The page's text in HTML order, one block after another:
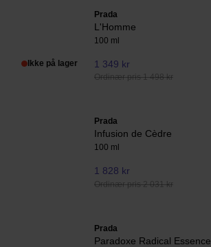
Ikke på lager
Prada
L'Homme
100 ml
1 349 kr
Ordinær pris 1 498 kr
Prada
Infusion de Cèdre
100 ml
1 828 kr
Ordinær pris 2 031 kr
Prada
Paradoxe Radical Essence